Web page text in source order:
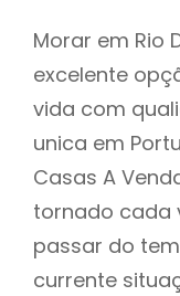
Morar em Rio
excelente
vida com
unica em
Casas A
tornado cada
passar do
currente